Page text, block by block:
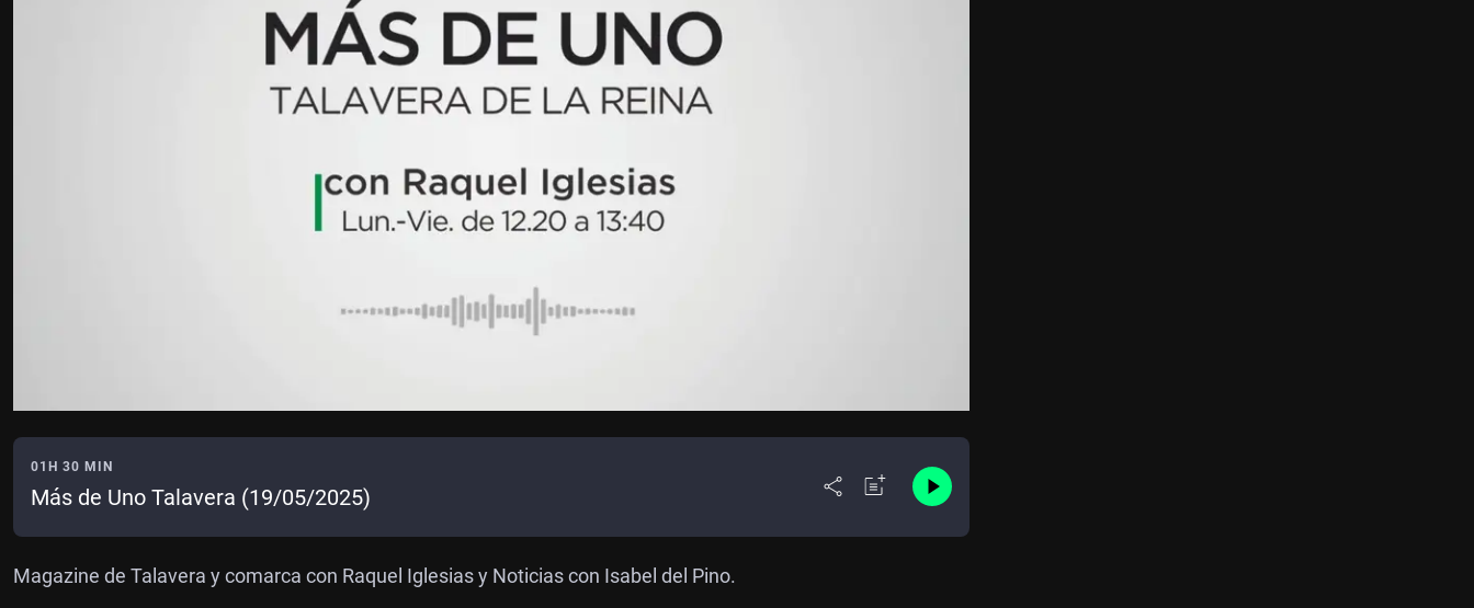
01H 30 MIN
Más de Uno Talavera (19/05/2025)
Magazine de Talavera y comarca con Raquel Iglesias y Noticias con Isabel del Pino.